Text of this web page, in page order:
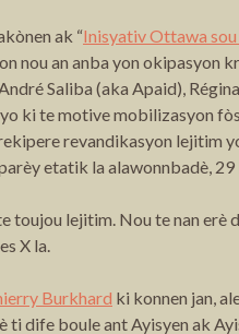
ak “Inisyativ Ottawa
nou an anba yon okipasyon
Saliba (aka Apaid),
ki te motive mobilizasyon
revandikasyon lejitim
etatik la alawonnbadè, 29
lejitim. Nou te nan erè
X la.
Burkhard ki konnen jan,
dife boule ant Ayisyen ak